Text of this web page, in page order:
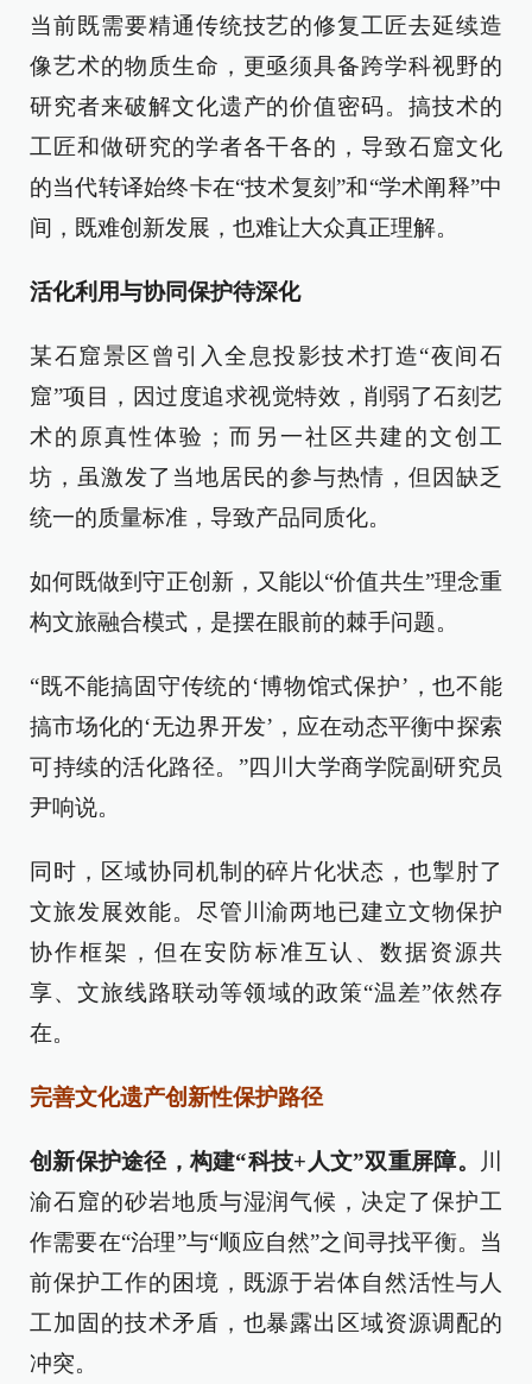
当前既需要精通传统技艺的修复工匠去延续造
像艺术的物质生命，更亟须具备跨学科视野的
研究者来破解文化遗产的价值密码。搞技术的
工匠和做研究的学者各干各的，导致石窟文化
的当代转译始终卡在“技术复刻”和“学术阐释”中
间，既难创新发展，也难让大众真正理解。
活化利用与协同保护待深化
某石窟景区曾引入全息投影技术打造“夜间石
窟”项目，因过度追求视觉特效，削弱了石刻艺
术的原真性体验；而另一社区共建的文创工
坊，虽激发了当地居民的参与热情，但因缺乏
统一的质量标准，导致产品同质化。
如何既做到守正创新，又能以“价值共生”理念重
构文旅融合模式，是摆在眼前的棘手问题。
“既不能搞固守传统的‘博物馆式保护’，也不能
搞市场化的‘无边界开发’，应在动态平衡中探索
可持续的活化路径。”四川大学商学院副研究员
尹响说。
同时，区域协同机制的碎片化状态，也掣肘了
文旅发展效能。尽管川渝两地已建立文物保护
协作框架，但在安防标准互认、数据资源共
享、文旅线路联动等领域的政策“温差”依然存
在。
完善文化遗产创新性保护路径
创新保护途径，构建“科技+人文”双重屏障‌。
川
渝石窟的砂岩地质与湿润气候，决定了保护工
作需要在“治理”与“顺应自然”之间寻找平衡。当
前保护工作的困境，既源于岩体自然活性与人
工加固的技术矛盾，也暴露出区域资源调配的
冲突。